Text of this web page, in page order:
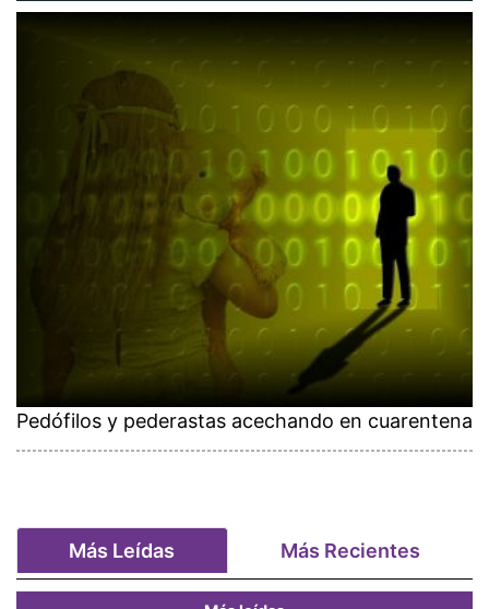
Pedófilos y pederastas acechando en cuarentena
Más Leídas Más Recientes